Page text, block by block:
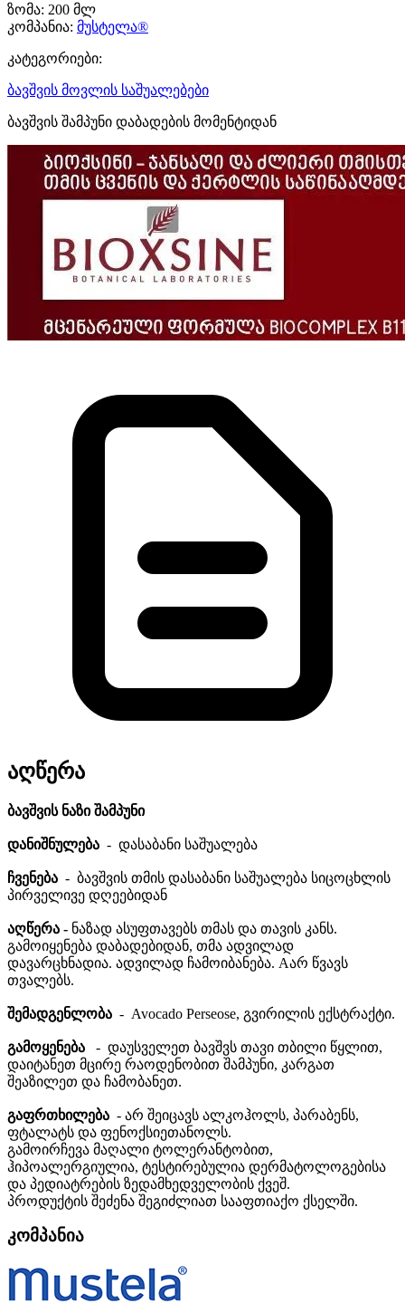
ზომა: 200 მლ
კომპანია: მუსტელა®
კატეგორიები:
ბავშვის მოვლის საშუალებები
ბავშვის შამპუნი დაბადების მომენტიდან
აღწერა
ბავშვის ნაზი შამპუნი
დანიშნულება - დასაბანი საშუალება
ჩვენება - ბავშვის თმის დასაბანი საშუალება სიცოცხლის
პირველივე დღეებიდან
აღწერა - ნაზად ასუფთავებს თმას და თავის კანს.
გამოიყენება დაბადებიდან, თმა ადვილად
დავარცხნადია. ადვილად ჩამოიბანება. Aარ წვავს
თვალებს.
შემადგენლობა - Avocado Perseose, გვირილის ექსტრაქტი.
გამოყენება - დაუსველეთ ბავშვს თავი თბილი წყლით,
დაიტანეთ მცირე რაოდენობით შამპუნი, კარგათ
შეაზილეთ და ჩამობანეთ.
გაფრთხილება - არ შეიცავს ალკოჰოლს, პარაბენს,
ფტალატს და ფენოქსიეთანოლს.
გამოირჩევა მაღალი ტოლერანტობით,
ჰიპოალერგიულია, ტესტირებულია დერმატოლოგებისა
და პედიატრების ზედამხედველობის ქვეშ.
პროდუქტის შეძენა შეგიძლიათ სააფთიაქო ქსელში.
კომპანია